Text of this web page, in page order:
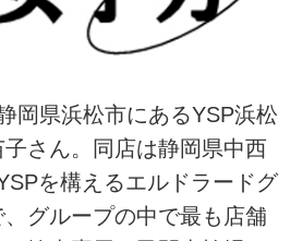
岡県浜松市にあるYSP浜松
さん。同店は静岡県中西
を構えるエルドラードグ
グループの中で最も店舗